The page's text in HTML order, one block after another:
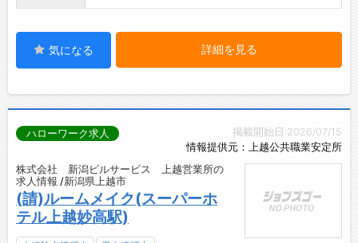
気になる 詳細を見る
掲載開始日:2026/07/15
情報提供元：上越公共職業安定所
ハローワーク求人
株式会社 新潟ビルサービス 上越営業所の
求人情報 /新潟県上越市
(請)ルームメイク(スーパーホ
テル上越妙高駅)